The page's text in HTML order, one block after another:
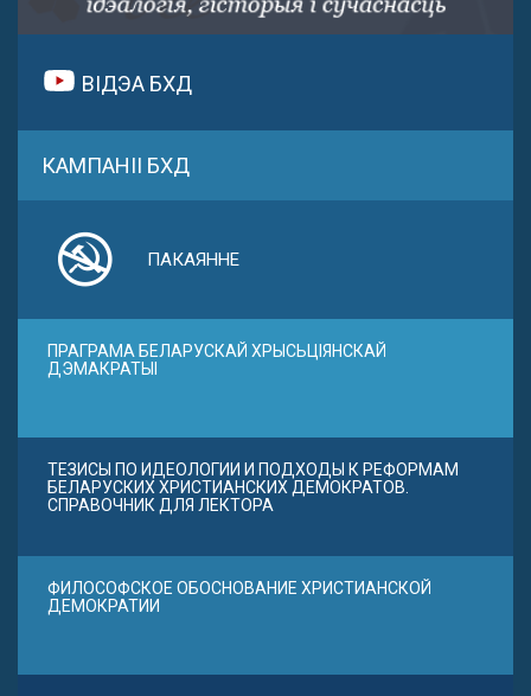
ВІДЭА БХД
КАМПАНІІ БХД
ПАКАЯННЕ
ПРАГРАМА БЕЛАРУСКАЙ ХРЫСЬЦІЯНСКАЙ
ДЭМАКРАТЫІ
ТЕЗИСЫ ПО ИДЕОЛОГИИ И ПОДХОДЫ К РЕФОРМАМ
БЕЛАРУСКИХ ХРИСТИАНСКИХ ДЕМОКРАТОВ.
СПРАВОЧНИК ДЛЯ ЛЕКТОРА
ФИЛОСОФСКОЕ ОБОСНОВАНИЕ ХРИСТИАНСКОЙ
ДЕМОКРАТИИ